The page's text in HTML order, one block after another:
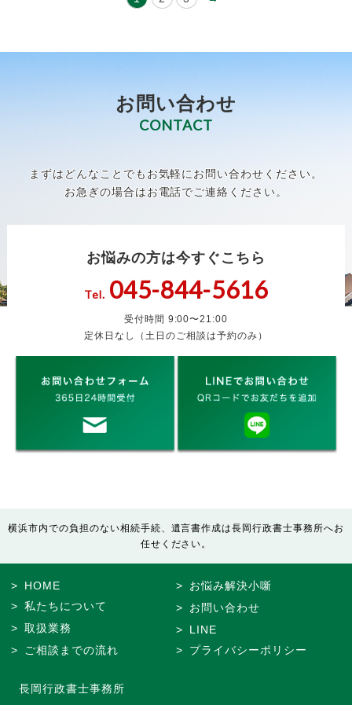
お問い合わせ
CONTACT
まずはどんなことでもお気軽にお問い合わせください。
お急ぎの場合はお電話でご連絡ください。
お悩みの方は今すぐこちら
Tel. 045-844-5616
受付時間 9:00〜21:00
定休日なし（土日のご相談は予約のみ）
横浜市内での負担のない相続手続、遺言書作成は長岡行政書士事務所へお
任せください。
HOME
私たちについて
取扱業務
ご相談までの流れ
お悩み解決小噺
お問い合わせ
LINE
プライバシーポリシー
長岡行政書士事務所